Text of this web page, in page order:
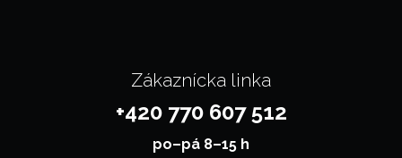
Zákaznícka linka
+420 770 607 512
po–⁠⁠⁠⁠⁠⁠pá 8–15 h